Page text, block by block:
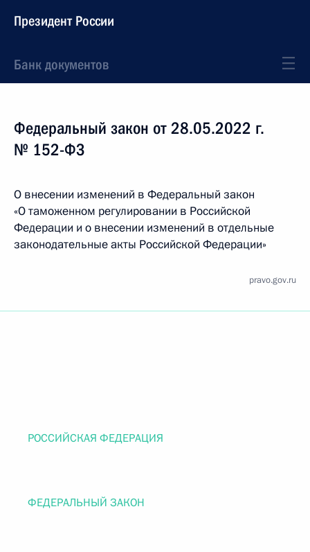
Президент России
Банк документов
Федеральный закон от 28.05.2022 г.
№ 152-ФЗ
О внесении изменений в Федеральный закон
«О таможенном регулировании в Российской
Федерации и о внесении изменений в отдельные
законодательные акты Российской Федерации»
pravo.gov.ru
РОССИЙСКАЯ ФЕДЕРАЦИЯ
ФЕДЕРАЛЬНЫЙ ЗАКОН